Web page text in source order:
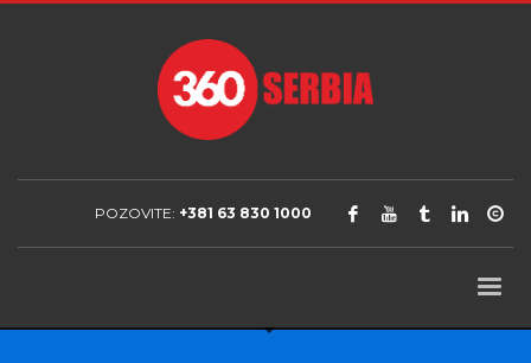
POZOVITE: +381 63 830 1000